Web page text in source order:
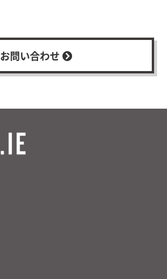
お問い合わせ